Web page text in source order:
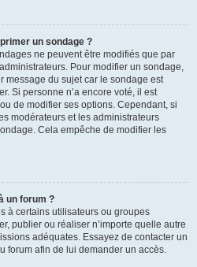
un sondage ?
ne peuvent être modifiés que par
Pour modifier un sondage,
message du sujet car le sondage est
Si personne n’a encore voté, il est
de modifier ses options. Cependant, si
modérateurs et les administrateurs
Cela empêche de modifier les
un forum ?
à certains utilisateurs ou groupes
publier ou réaliser n’importe quelle autre
adéquates. Essayez de contacter un
forum afin de lui demander un accès.